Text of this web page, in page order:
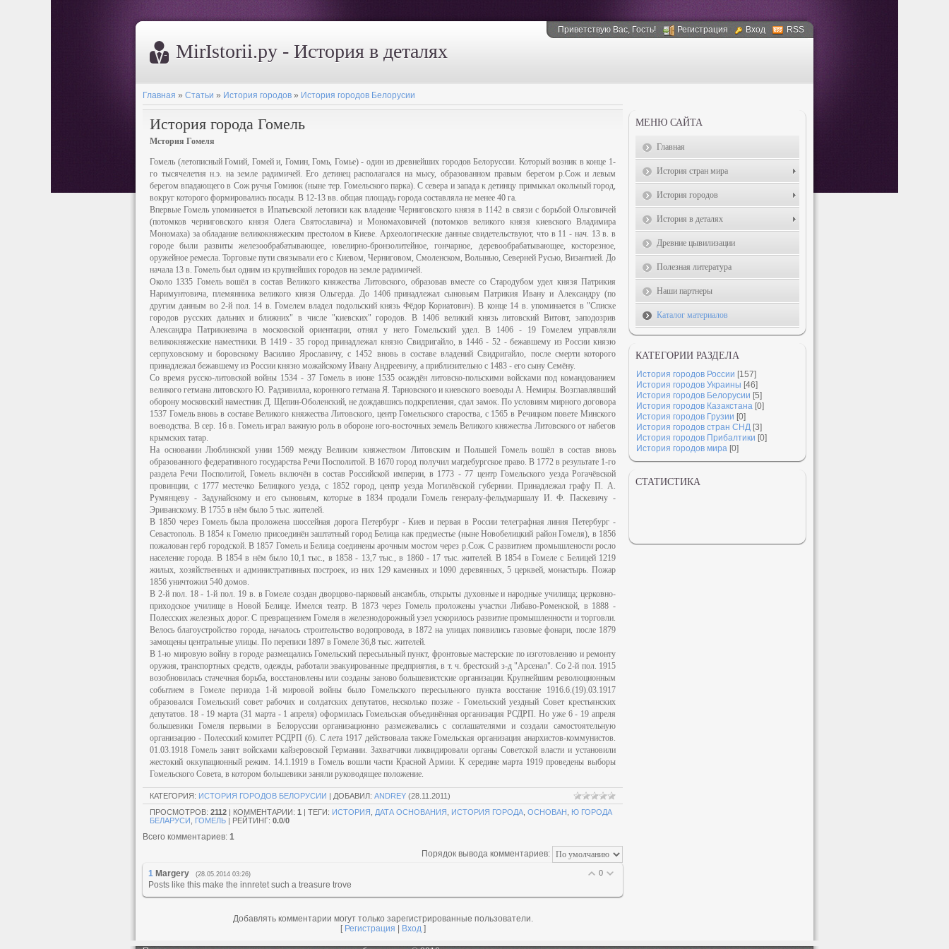
Приветствую Вас, Гость! Регистрация Вход RSS
MirIstorii.ру - История в деталях
Главная » Статьи » История городов » История городов Белорусии
История города Гомель
Мстория Гомеля
Гомель (летописный Гомий, Гомей и, Гомин, Гомь, Гомье) - один из древнейших городов Белоруссии. Который возник в конце 1-
го тысячелетия н.э. на земле радимичей. Его детинец располагался на мысу, образованном правым берегом р.Сож и левым
берегом впадающего в Сож ручья Гомиюк (ныне тер. Гомельского парка). С севера и запада к детинцу примыкал окольный город,
вокруг которого формировались посады. В 12-13 вв. общая площадь города составляла не менее 40 га.
Впервые Гомель упоминается в Ипатьевской летописи как владение Черниговского князя в 1142 в связи с борьбой Ольговичей
(потомков черниговского князя Олега Святославича) и Мономаховичей (потомков великого князя киевского Владимира
Мономаха) за обладание великокняжеским престолом в Киеве. Археологические данные свидетельствуют, что в 11 - нач. 13 в. в
городе были развиты железообрабатывающее, ювелирно-бронзолитейное, гончарное, деревообрабатывающее, косторезное,
оружейное ремесла. Торговые пути связывали его с Киевом, Черниговом, Смоленском, Волынью, Северней Русью, Византией. До
начала 13 в. Гомель был одним из крупнейших городов на земле радимичей.
Около 1335 Гомель вошёл в состав Великого княжества Литовского, образовав вместе со Стародубом удел князя Патрикия
Наримунтовича, племянника великого князя Ольгерда. До 1406 принадлежал сыновьям Патрикия Ивану и Александру (по
другим данным во 2-й пол. 14 в. Гомелем владел подольский князь Фёдор Кориатович). В конце 14 в. упоминается в "Списке
городов русских дальних и ближних" в числе "киевских" городов. В 1406 великий князь литовский Витовт, заподозрив
Александра Патрикиевича в московской ориентации, отнял у него Гомельский удел. В 1406 - 19 Гомелем управляли
великокняжеские наместники. В 1419 - 35 город принадлежал князю Свидригайло, в 1446 - 52 - бежавшему из России князю
серпуховскому и боровскому Василию Ярославичу, с 1452 вновь в составе владений Свидригайло, после смерти которого
принадлежал бежавшему из России князю можайскому Ивану Андреевичу, а приблизительно с 1483 - его сыну Семёну.
Со время русско-литовской войны 1534 - 37 Гомель в июне 1535 осаждён литовско-польскими войсками под командованием
великого гетмана литовского Ю. Радзивилла, коронного гетмана Я. Тарновского и киевского воеводы А. Немиры. Возглавлявший
оборону московский наместник Д. Щепин-Оболенский, не дождавшись подкрепления, сдал замок. По условиям мирного договора
1537 Гомель вновь в составе Великого княжества Литовского, центр Гомельского староства, с 1565 в Речицком повете Минского
воеводства. В сер. 16 в. Гомель играл важную роль в обороне юго-восточных земель Великого княжества Литовского от набегов
крымских татар.
На основании Люблинской унии 1569 между Великим княжеством Литовским и Польшей Гомель вошёл в состав вновь
образованного федеративного государства Речи Посполитой. В 1670 город получил магдебургское право. В 1772 в результате 1-го
раздела Речи Посполитой, Гомель включён в состав Российской империи, в 1773 - 77 центр Гомельского уезда Рогачёвской
провинции, с 1777 местечко Белицкого уезда, с 1852 город, центр уезда Могилёвской губернии. Принадлежал графу П. А.
Румянцеву - Задунайскому и его сыновьям, которые в 1834 продали Гомель генералу-фельдмаршалу И. Ф. Паскевичу -
Эриванскому. В 1755 в нём было 5 тыс. жителей.
В 1850 через Гомель была проложена шоссейная дорога Петербург - Киев и первая в России телеграфная линия Петербург -
Севастополь. В 1854 к Гомелю присоединён заштатный город Белица как предместье (ныне Новобелицкий район Гомеля), в 1856
пожалован герб городской. В 1857 Гомель и Белица соединены арочным мостом через р.Сож. С развитием промышлености росло
население города. В 1854 в нём было 10,1 тыс., в 1858 - 13,7 тыс., в 1860 - 17 тыс. жителей. В 1854 в Гомеле с Белицей 1219
жилых, хозяйственных и административных построек, из них 129 каменных и 1090 деревянных, 5 церквей, монастырь. Пожар
1856 уничтожил 540 домов.
В 2-й пол. 18 - 1-й пол. 19 в. в Гомеле создан дворцово-парковый ансамбль, открыты духовные и народные училища; церковно-
приходское училище в Новой Белице. Имелся театр. В 1873 через Гомель проложены участки Либаво-Роменской, в 1888 -
Полесских железных дорог. С превращением Гомеля в железнодорожный узел ускорилось развитие промышленности и торговли.
Велось благоустройство города, началось строительство водопровода, в 1872 на улицах появились газовые фонари, после 1879
замощены центральные улицы. По переписи 1897 в Гомеле 36,8 тыс. жителей.
В 1-ю мировую войну в городе размещались Гомельский пересыльный пункт, фронтовые мастерские по изготовлению и ремонту
оружия, транспортных средств, одежды, работали эвакуированные предприятия, в т. ч. брестский з-д "Арсенал". Со 2-й пол. 1915
возобновилась стачечная борьба, восстановлены или созданы заново большевистские организации. Крупнейшим революционным
событием в Гомеле периода 1-й мировой войны было Гомельского пересыльного пункта восстание 1916.6.(19).03.1917
образовался Гомельский совет рабочих и солдатских депутатов, несколько позже - Гомельский уездный Совет крестьянских
депутатов. 18 - 19 марта (31 марта - 1 апреля) оформилась Гомельская объединённая организация РСДРП. Но уже 6 - 19 апреля
большевики Гомеля первыми в Белоруссии организационно размежевались с соглашателями и создали самостоятельную
организацию - Полесский комитет РСДРП (б). С лета 1917 действовала также Гомельская организация анархистов-коммунистов.
01.03.1918 Гомель занят войсками кайзеровской Германии. Захватчики ликвидировали органы Советской власти и установили
жестокий оккупационный режим. 14.1.1919 в Гомель вошли части Красной Армии. К середине марта 1919 проведены выборы
Гомельского Совета, в котором большевики заняли руководящее положение.
КАТЕГОРИЯ: ИСТОРИЯ ГОРОДОВ БЕЛОРУСИИ | ДОБАВИЛ: ANDREY (28.11.2011)
ПРОСМОТРОВ: 2112 | КОММЕНТАРИИ: 1 | ТЕГИ: ИСТОРИЯ ДАТА ОСНОВАНИЯ ИСТОРИЯ ГОРОДА ОСНОВАН
Ю ГОРОДА
БЕЛАРУСИ
ГОМЕЛЬ | РЕЙТИНГ: 0.0/0
Всего комментариев: 1
Порядок вывода комментариев:
0
1 Margery (28.05.2014 03:26)
Posts like this make the innretet such a treasure trove
Добавлять комментарии могут только зарегистрированные пользователи.
[ Регистрация Вход]
МЕНЮ САЙТА
Главная
История стран мира
История городов
История в деталях
Древние цывилизации
Полезная литература
Наши партнеры
Каталог материалов
КАТЕГОРИИ РАЗДЕЛА
История городов России [157]
История городов Украины [46]
История городов Белорусии [5]
История городов Казакстана [0]
История городов Грузии [0]
История городов стран СНД [3]
История городов Прибалтики [0]
История городов мира [0]
СТАТИСТИКА